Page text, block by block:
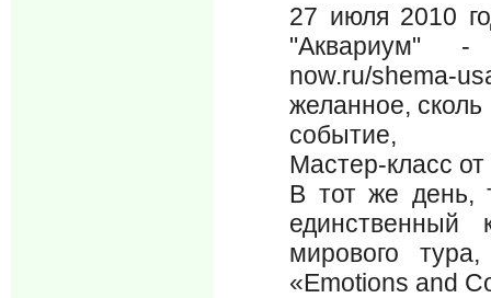
27 июля 2010
"Аквариум" -
now.ru/shema-
желанное,
событие,
Мастер-класс
В тот же день,
мирового
«Emotions and